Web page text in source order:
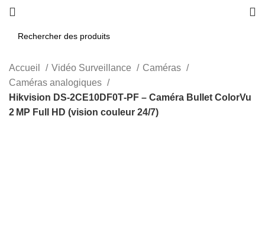
Accueil Vidéo Surveillance
Caméras
Caméras analogiques
Hikvision DS‑2CE10DF0T‑PF – Caméra Bullet ColorVu
2 MP Full HD (vision couleur 24/7)